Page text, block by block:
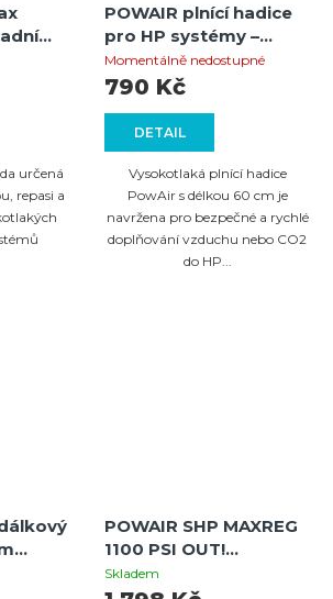
určená
repasi a
POWAIR plnící hadice
pro HP systémy –
profesionální hadice
pro plnění
Momentálně nedostupné
DETAIL
790 Kč
Vysokotlaká plnící hadice
PowAir s délkou 60 cm je
navržena pro bezpečné a rychlé
doplňování vzduchu nebo CO2
do HP...
POWAIR SHP MAXREG
1100 PSI OUT!
regulátor (300 bar /
Skladem